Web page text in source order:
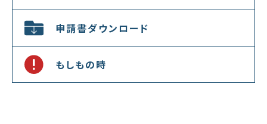
申請書ダウンロード
もしもの時